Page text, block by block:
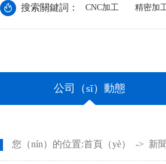
搜索關鍵詞： CNC加工 精密加
公司（sī）動態
您（nín）的位置:首頁（yè） -> 新